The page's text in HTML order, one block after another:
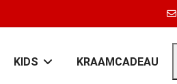
KIDS KRAAMCADEAU